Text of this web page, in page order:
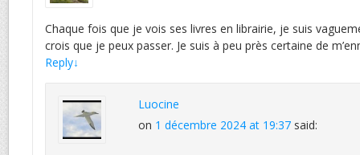
Chaque fois que je vois ses livres en librairie, je suis
crois que je peux passer. Je suis à peu près certaine de
Reply↓
Luocine
on 1 décembre 2024 at 19:37 said: